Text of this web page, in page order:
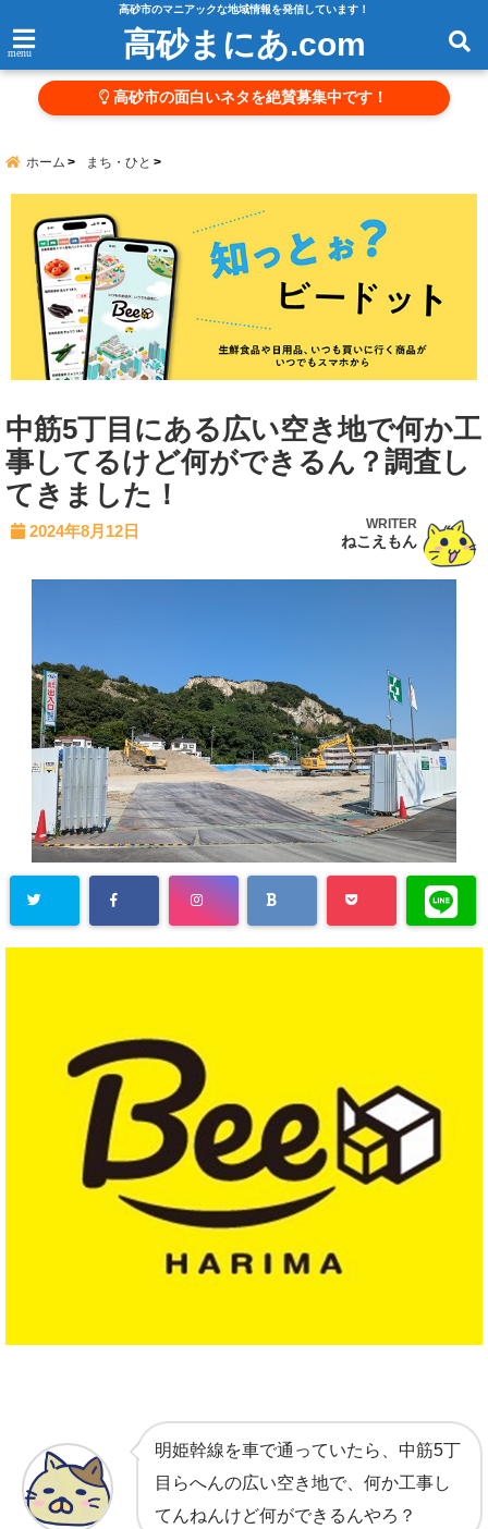
高砂市のマニアックな地域情報を発信しています！
menu 高砂まにあ.com
高砂市の面白いネタを絶賛募集中です！
ホーム まち・ひと
中筋5丁目にある広い空き地で何か工
事してるけど何ができるん？調査し
てきました！
2024年8月12日 WRITER
ねこえもん
明姫幹線を車で通っていたら、中筋5丁
目らへんの広い空き地で、何か工事し
てんねんけど何ができるんやろ？